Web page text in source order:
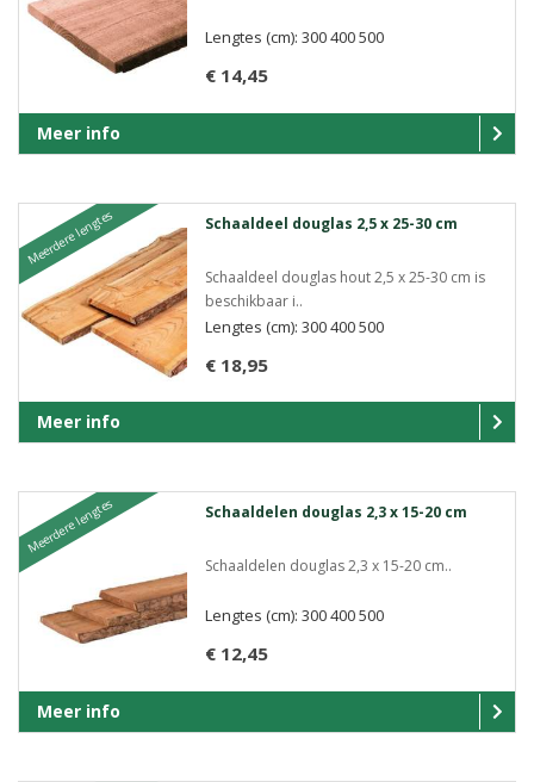
€ 14,45
Lengtes (cm): 300 400 500
Meer info
Meerdere lengtes Schaaldeel douglas 2,5 x 25-30 cm
Schaaldeel douglas hout 2,5 x 25-30 cm is
beschikbaar i..
€ 18,95
Lengtes (cm): 300 400 500
Meer info
Meerdere lengtes Schaaldelen douglas 2,3 x 15-20 cm
Schaaldelen douglas 2,3 x 15-20 cm..
€ 12,45
Lengtes (cm): 300 400 500
Meer info